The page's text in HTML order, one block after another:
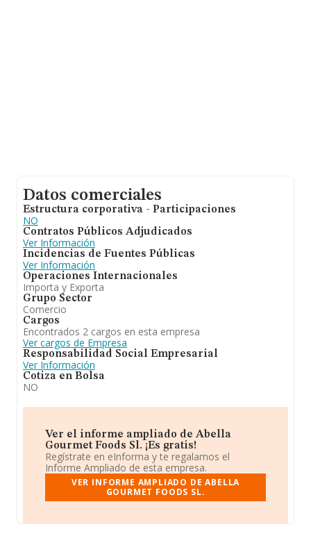
Datos comerciales
Estructura corporativa - Participaciones
NO
Contratos Públicos Adjudicados
Ver Información
Incidencias de Fuentes Públicas
Ver Información
Operaciones Internacionales
Importa y Exporta
Grupo Sector
Comercio
Cargos
Encontrados 2 cargos en esta empresa
Ver cargos de Empresa
Responsabilidad Social Empresarial
Ver Información
Cotiza en Bolsa
NO
Ver el informe ampliado de Abella
Gourmet Foods Sl. ¡Es gratis!
Regístrate en eInforma y te regalamos el
Informe Ampliado de esta empresa.
VER INFORME AMPLIADO DE ABELLA
GOURMET FOODS SL.